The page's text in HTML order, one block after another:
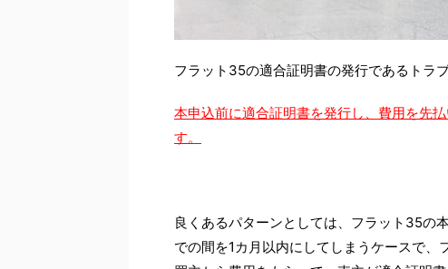
フラット35の適合証明書の発行であるトラブ
本申込前に適合証明書を発行し、費用を先
す。
良くあるパターンとしては、フラット35の
での間を1カ月以内にしてしまうケースで